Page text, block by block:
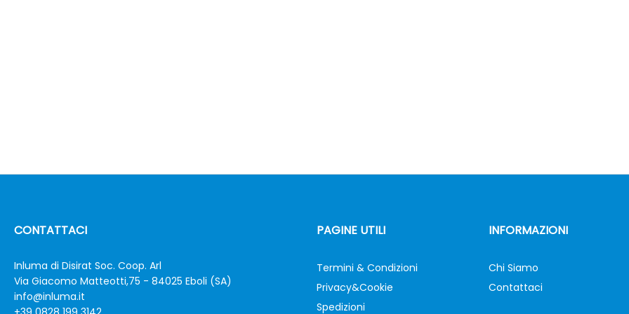
CONTATTACI
Inluma di Disirat Soc. Coop. Arl
Via Giacomo Matteotti,75 - 84025 Eboli (SA)
info@inluma.it
PAGINE UTILI
Termini & Condizioni
Privacy&Cookie
Spedizioni
INFORMAZIONI
Chi Siamo
Contattaci